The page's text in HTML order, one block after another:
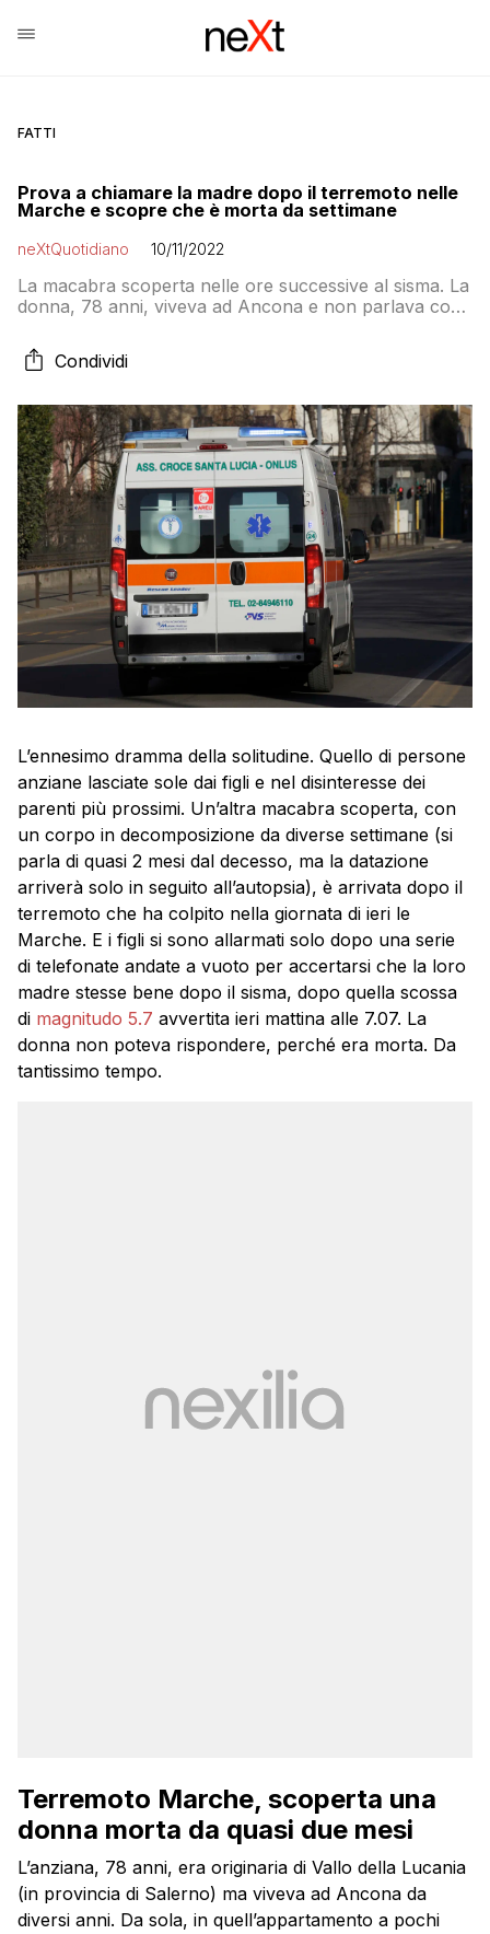
FATTI
Prova a chiamare la madre dopo il terremoto nelle
Marche e scopre che è morta da settimane
neXtQuotidiano 10/11/2022
La macabra scoperta nelle ore successive al sisma. La
donna, 78 anni, viveva ad Ancona e non parlava con
Condividi
L’ennesimo dramma della solitudine. Quello di persone
anziane lasciate sole dai figli e nel disinteresse dei
parenti più prossimi. Un’altra macabra scoperta, con
un corpo in decomposizione da diverse settimane (si
parla di quasi 2 mesi dal decesso, ma la datazione
arriverà solo in seguito all’autopsia), è arrivata dopo il
terremoto che ha colpito nella giornata di ieri le
Marche. E i figli si sono allarmati solo dopo una serie
di telefonate andate a vuoto per accertarsi che la loro
madre stesse bene dopo il sisma, dopo quella scossa
di magnitudo 5.7 avvertita ieri mattina alle 7.07. La
donna non poteva rispondere, perché era morta. Da
tantissimo tempo.
Terremoto Marche, scoperta una
donna morta da quasi due mesi
L’anziana, 78 anni, era originaria di Vallo della Lucania
(in provincia di Salerno) ma viveva ad Ancona da
diversi anni. Da sola, in quell’appartamento a pochi